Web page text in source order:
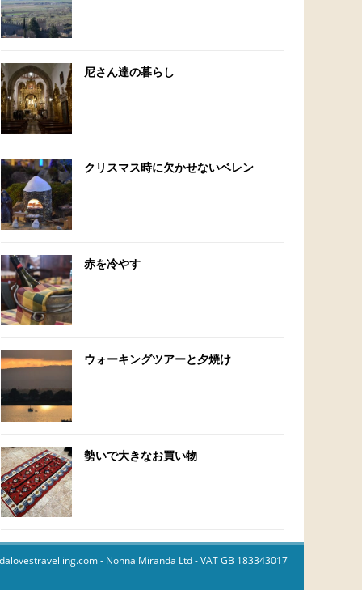
尼さん達の暮らし
クリスマス時に欠かせないベレン
赤を冷やす
ウォーキングツアーと夕焼け
勢いで大きなお買い物
- Nonna Miranda Ltd - VAT GB 183343017